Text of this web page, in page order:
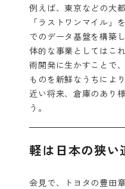
例えば、東京などの大
「ラストワンマイル」
でのデータ基盤を構築
体的な事業としてはこ
術開発に生かすことで
ものを新鮮なうちによ
近い将来、倉庫のあり
う。
軽は日本の狭い
会見で、トヨタの豊田